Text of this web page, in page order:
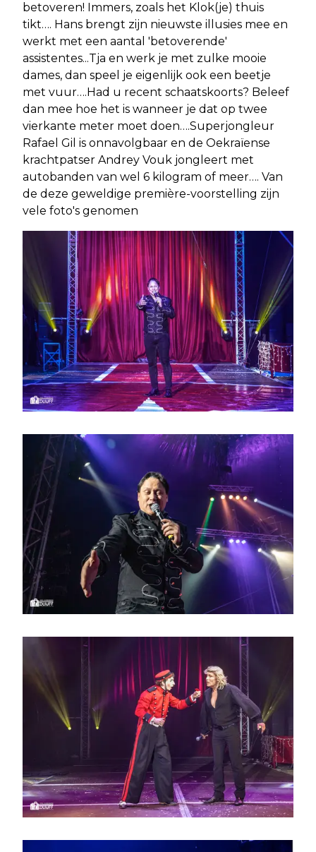
betoveren! Immers, zoals het Klok(je) thuis
tikt…. Hans brengt zijn nieuwste illusies mee en
werkt met een aantal 'betoverende'
assistentes...Tja en werk je met zulke mooie
dames, dan speel je eigenlijk ook een beetje
met vuur….Had u recent schaatskoorts? Beleef
dan mee hoe het is wanneer je dat op twee
vierkante meter moet doen….Superjongleur
Rafael Gil is onnavolgbaar en de Oekraïense
krachtpatser Andrey Vouk jongleert met
autobanden van wel 6 kilogram of meer…. Van
de deze geweldige première-voorstelling zijn
vele foto's genomen